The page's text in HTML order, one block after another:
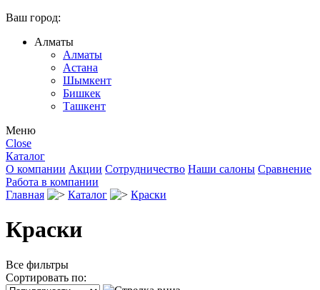
Ваш город:
Алматы
Алматы
Астана
Шымкент
Бишкек
Ташкент
Меню
Close
Каталог
О компании Акции Сотрудничество Наши салоны Сравнение
Работа в компании
Главная
Каталог Краски
Краски
Все фильтры
Сортировать по: